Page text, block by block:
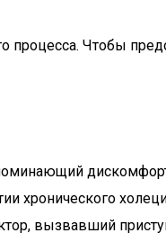
процесса. Чтобы
хронического
вызвавший